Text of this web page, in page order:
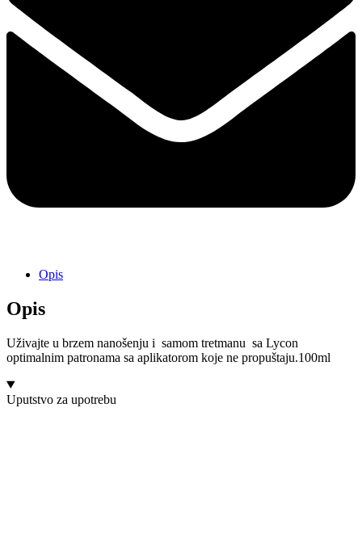
Opis
Opis
Uživajte u brzem nanošenju i samom tretmanu sa Lycon
optimalnim patronama sa aplikatorom koje ne propuštaju.100ml
Uputstvo za upotrebu